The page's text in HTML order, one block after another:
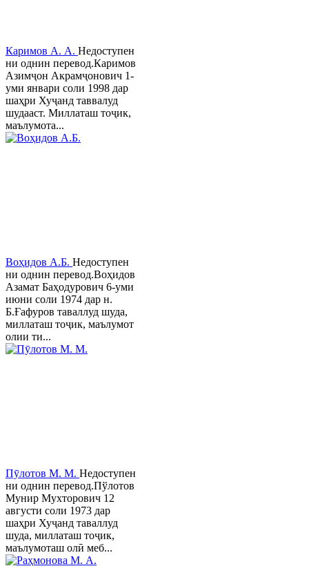
Каримов А. А. Недоступен
ни однин перевод.Каримов
Азимҷон Акрамҷонович 1-
уми январи соли 1998 дар
шаҳри Хуҷанд таввалуд
шудааст. Миллаташ тоҷик,
маълумота...
Воҳидов А.Б. Недоступен
ни однин перевод.Воҳидов
Азамат Баҳодурович 6-уми
июни соли 1974 дар н.
Б.Ғафуров таваллуд шуда,
миллаташ тоҷик, маълумот
олии ти...
Пӯлотов М. М. Недоступен
ни однин перевод.Пўлотов
Мунир Мухторович 12
августи соли 1973 дар
шаҳри Хуҷанд таваллуд
шуда, миллаташ тоҷик,
маълумоташ олӣ меб...